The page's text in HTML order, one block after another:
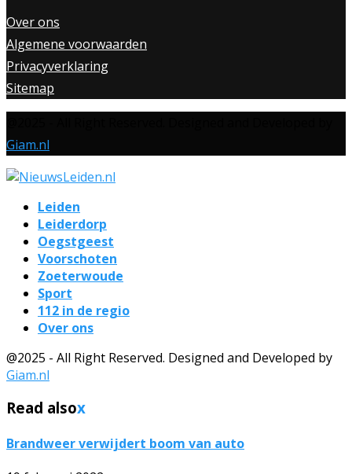
Over ons
Algemene voorwaarden
Privacyverklaring
Sitemap
Giam.nl
Leiden
Leiderdorp
Oegstgeest
Voorschoten
Zoeterwoude
Sport
112 in de regio
Over ons
@2025 - All Right Reserved. Designed and Developed by
Giam.nl
Read alsox
Brandweer verwijdert boom van auto